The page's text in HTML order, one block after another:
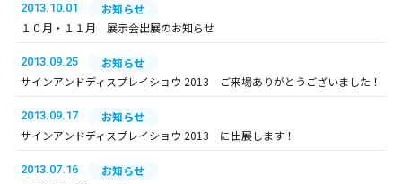
2013.10.01
お知らせ
１０月・１１月 展示会出展のお知らせ
2013.09.25
お知らせ
サインアンドディスプレイショウ 2013 ご来場ありがとうございました！
2013.09.17
お知らせ
サインアンドディスプレイショウ 2013 に出展します！
2013.07.16
お知らせ